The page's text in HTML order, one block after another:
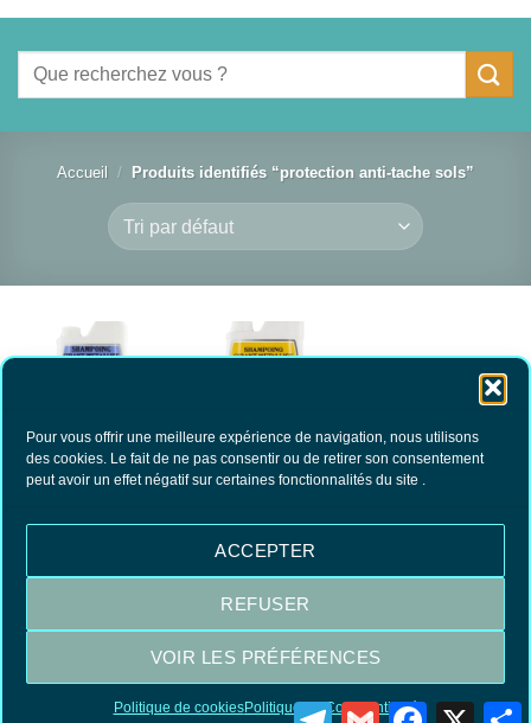
Pour vous offrir une meilleure expérience de navigation, nous utilisons
des cookies. Le fait de ne pas consentir ou de retirer son consentement
peut avoir un effet négatif sur certaines fonctionnalités du site .
ACCEPTER
REFUSER
VOIR LES PRÉFÉRENCES
Politique de cookiesPolitique de Confidentialité
Recherche
pour :
Accueil / Produits identifiés “protection anti-tache sols”
Shampoing cirant
métallisé carrelages /
25.00€ TTC
PANIER
STOCK
Shampoing Cirant
Métallisé Parquets
24.50€ TTC
LIRE LA SUITE
Visa MasterCardPayPal
TelegramGmail Facebook